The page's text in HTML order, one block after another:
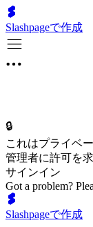
Slashpageで作成
🔒
これはプライベ
管理者に許可を
サインイン
Got a problem?
Slashpageで作成